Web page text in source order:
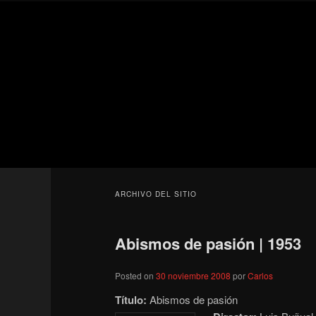
ARCHIVO DEL SITIO
Abismos de pasión | 1953
Posted on30 noviembre 2008 porCarlos
Título: Abismos de pasión